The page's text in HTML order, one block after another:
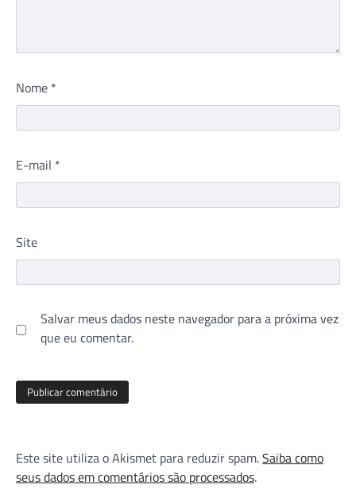
Nome *
E-mail *
Site
Salvar meus dados neste navegador para a próxima vez
que eu comentar.
Este site utiliza o Akismet para reduzir spam.Saiba como
seus dados em comentários são processados.